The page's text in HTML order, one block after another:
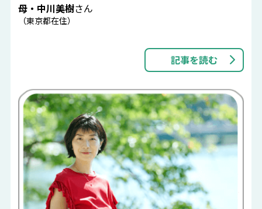
母・中川美樹さん
（東京都在住）
記事を読む